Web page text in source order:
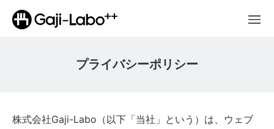
プライバシーポリシー
株式会社Gaji-Labo（以下「当社」という）は、ウェブ